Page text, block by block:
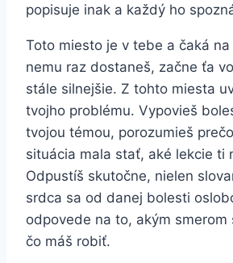
popisuje inak a každý ho
Toto miesto je v tebe a čaká
nemu raz dostaneš, začne ťa
stále silnejšie. Z tohto miesta
tvojho problému. Vypovieš
tvojou témou, porozumieš
situácia mala stať, aké lekcie ti
Odpustíš skutočne, nielen
srdca sa od danej bolesti
odpovede na to, akým smerom
čo máš robiť.